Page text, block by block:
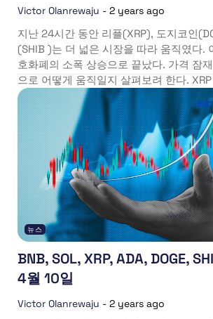
Victor Olanrewaju - 2 years ago
지난 24시간 동안 리플(XRP), 도지코인
(SHIB )는 더 넓은 시장을 따라 움직였다.
호화폐의 소폭 상승으로 끝났다. 가격 잠
으로 어떻게 움직일지 살펴보려 한다.
뉴스
BNB, SOL, XRP, ADA, DOGE,
4월 10일
Victor Olanrewaju - 2 years ago